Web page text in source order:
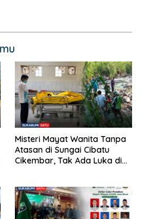
Misteri Mayat Wanita Tanpa
Atasan di Sungai Cibatu
Cikembar, Tak Ada Luka di